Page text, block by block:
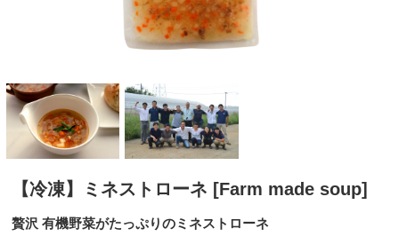
【冷凍】ミネストローネ [Farm made soup]
贅沢 有機野菜がたっぷりのミネストローネ